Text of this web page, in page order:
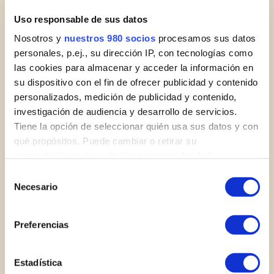
Uso responsable de sus datos
Nosotros y nuestros 980 socios procesamos sus datos
personales, p.ej., su dirección IP, con tecnologías como
las cookies para almacenar y acceder la información en
su dispositivo con el fin de ofrecer publicidad y contenido
personalizados, medición de publicidad y contenido,
investigación de audiencia y desarrollo de servicios.
Tiene la opción de seleccionar quién usa sus datos y con
qué propósitos. Puede cambiar o retirar su
consentimiento.
Obtenga más información sobre cómo se procesan sus
datos personales y establezca sus preferencias en la
consentimiento en cualquier momento en la Declaración
Necesario
Preferencias
Estadística
Carrito eléctrico
22 €
Moto
29 €